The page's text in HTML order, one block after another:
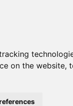
on the website,